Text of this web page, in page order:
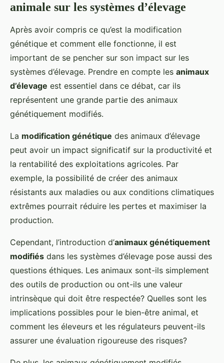
animale sur les systèmes d’élevage
Après avoir compris ce qu’est la modification
génétique et comment elle fonctionne, il est
important de se pencher sur son impact sur les
systèmes d’élevage. Prendre en compte les animaux
d’élevage est essentiel dans ce débat, car ils
représentent une grande partie des animaux
génétiquement modifiés.
La modification génétique des animaux d’élevage
peut avoir un impact significatif sur la productivité et
la rentabilité des exploitations agricoles. Par
exemple, la possibilité de créer des animaux
résistants aux maladies ou aux conditions climatiques
extrêmes pourrait réduire les pertes et maximiser la
production.
Cependant, l’introduction d’animaux génétiquement
modifiés dans les systèmes d’élevage pose aussi des
questions éthiques. Les animaux sont-ils simplement
des outils de production ou ont-ils une valeur
intrinsèque qui doit être respectée? Quelles sont les
implications possibles pour le bien-être animal, et
comment les éleveurs et les régulateurs peuvent-ils
assurer une évaluation rigoureuse des risques?